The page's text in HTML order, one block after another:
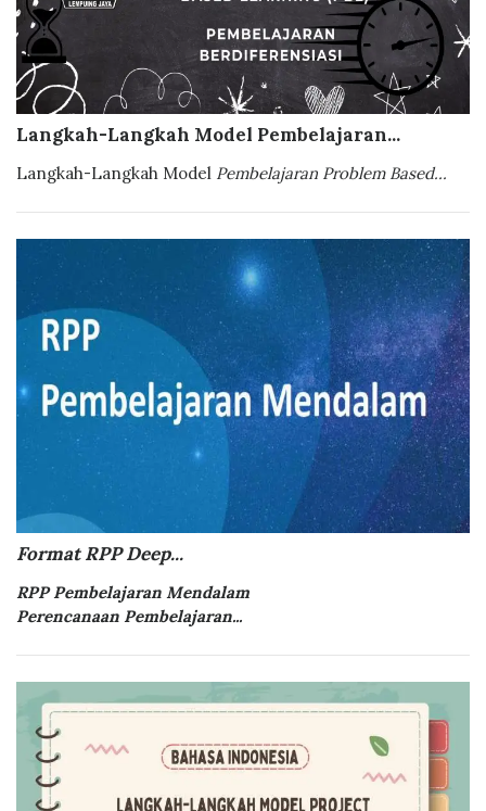
Langkah-Langkah Model Pembelajaran...
Langkah-Langkah Model Pembelajaran Problem Based...
Format RPP Deep...
RPP Pembelajaran Mendalam
Perencanaan Pembelajaran...